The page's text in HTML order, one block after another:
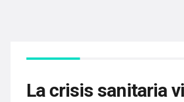
La crisis sanitaria